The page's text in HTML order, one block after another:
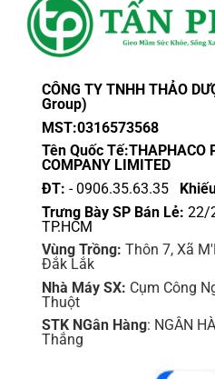
CÔNG TY TNHH THẢO
Group)
MST:0316573568
Tên Quốc Tế:THAPHACO
COMPANY LIMITED
ĐT: - 0906.35.63.35
Trưng Bày SP Bán Lẻ: 22/
TP.HCM
Vùng Trồng: Thôn 7, Xã
Đắk Lắk
Nhà Máy SX: Cụm Công
Thuột
STK NGân Hàng: NGÂN
Thắng